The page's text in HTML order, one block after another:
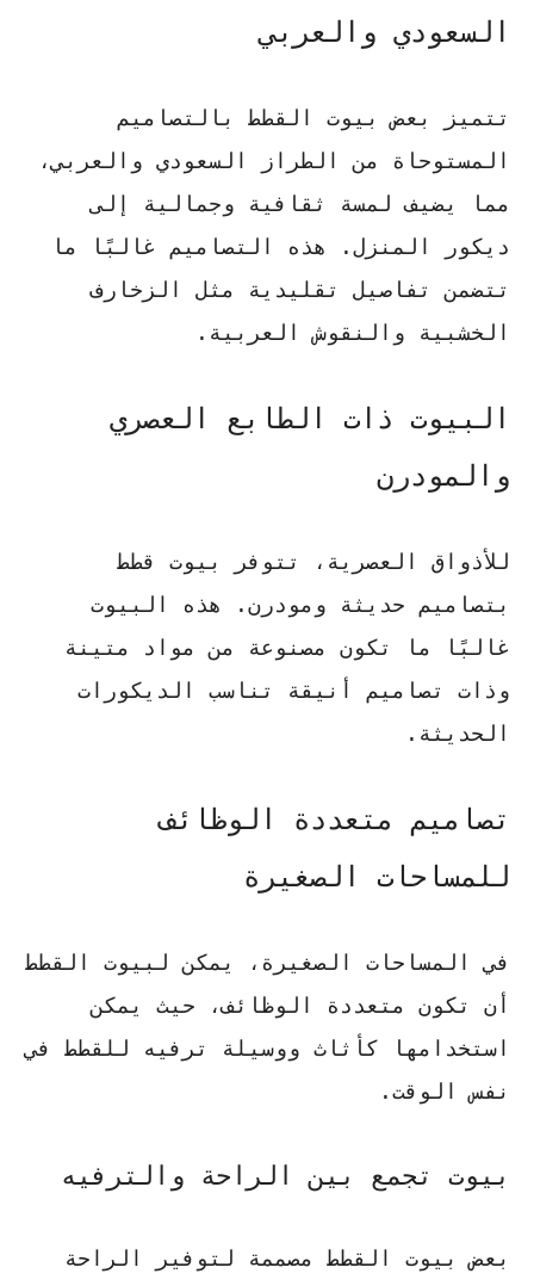
السعودي والعربي
تتميز بعض بيوت القطط بالتصاميم
المستوحاة من الطراز السعودي والعربي،
مما يضيف لمسة ثقافية وجمالية إلى
ديكور المنزل. هذه التصاميم غالبًا ما
تتضمن تفاصيل تقليدية مثل الزخارف
الخشبية والنقوش العربية.
البيوت ذات الطابع العصري
والمودرن
للأذواق العصرية، تتوفر بيوت قطط
بتصاميم حديثة ومودرن. هذه البيوت
غالبًا ما تكون مصنوعة من مواد متينة
وذات تصاميم أنيقة تناسب الديكورات
الحديثة.
تصاميم متعددة الوظائف
للمساحات الصغيرة
في المساحات الصغيرة، يمكن لبيوت القطط
أن تكون متعددة الوظائف، حيث يمكن
استخدامها كأثاث ووسيلة ترفيه للقطط في
نفس الوقت.
بيوت تجمع بين الراحة والترفيه
بعض بيوت القطط مصممة لتوفير الراحة